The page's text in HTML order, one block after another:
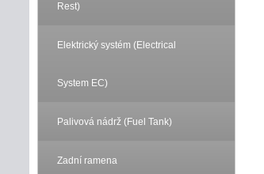
Rest)
Elektrický systém (Electrical
System EC)
Palivová nádrž (Fuel Tank)
Zadní ramena